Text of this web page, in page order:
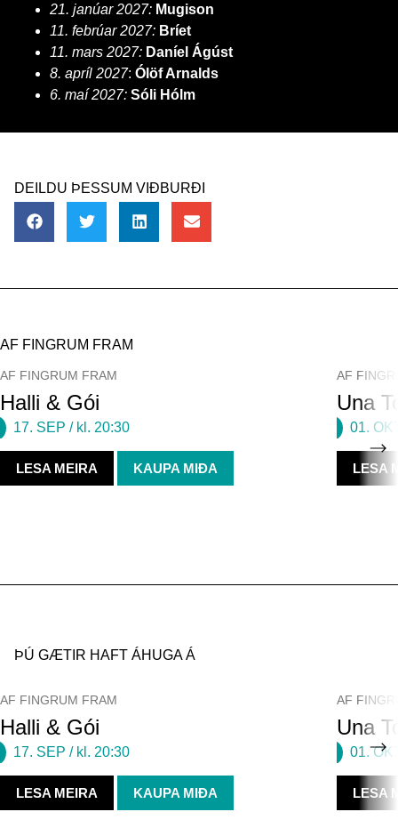
21. janúar 2027: Mugison
11. febrúar 2027: Bríet
11. mars 2027: Daníel Ágúst
8. apríl 2027: Ólöf Arnalds
6. maí 2027: Sóli Hólm
DEILDU ÞESSUM VIÐBURÐI
AF FINGRUM FRAM
AF FINGRUM FRAM
Halli & Gói
17. SEP / kl. 20:30
LESA MEIRA KAUPA MIÐA
AF
Una
01.
LESA
ÞÚ GÆTIR HAFT ÁHUGA Á
AF FINGRUM FRAM
Halli & Gói
17. SEP / kl. 20:30
LESA MEIRA KAUPA MIÐA
AF
Una
01.
LESA